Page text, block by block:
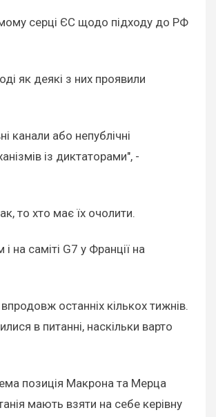
серці ЄС щодо підходу до РФ
як деякі з них проявили
канали або непублічні
із диктаторами", -
то хто має їх очолити.
на саміті G7 у Франції на
останніх кількох тижнів.
в питанні, наскільки варто
позиція Макрона та Мерца
мають взяти на себе керівну